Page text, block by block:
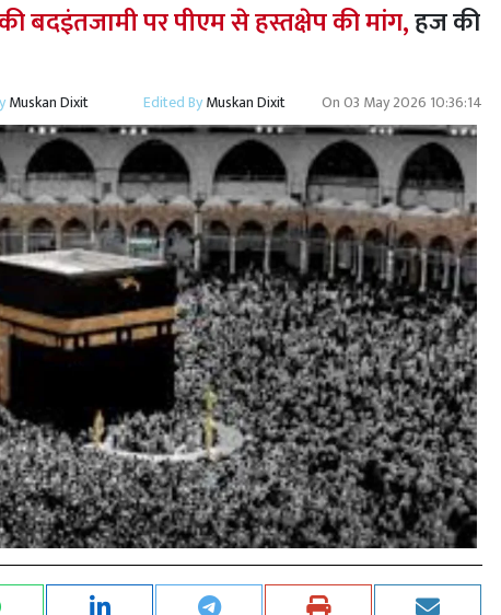
बदइंतजामी पर पीएम से हस्तक्षेप की मांग,हज की
Muskan Dixit Edited ByMuskan Dixit On03 May 2026 10:36:14